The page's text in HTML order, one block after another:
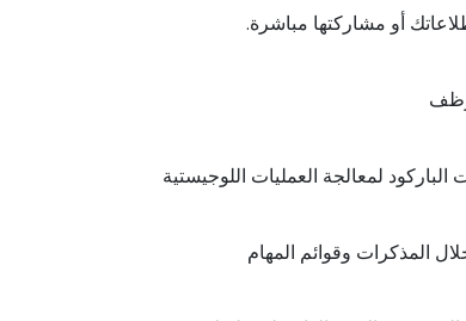
أو مشاركتها مباشرة.
لمعالجة العمليات اللوجيستية
المذكرات وقوائم المهام